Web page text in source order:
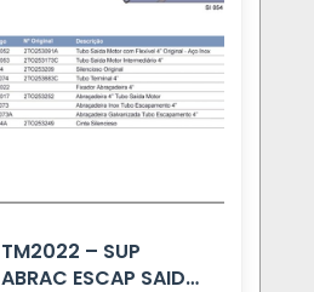
TM2022 – SUP
ABRAC ESCAP SAIDA